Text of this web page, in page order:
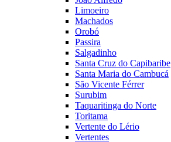
Limoeiro
Machados
Orobó
Passira
Salgadinho
Santa Cruz do Capibaribe
Santa Maria do Cambucá
São Vicente Férrer
Surubim
Taquaritinga do Norte
Toritama
Vertente do Lério
Vertentes